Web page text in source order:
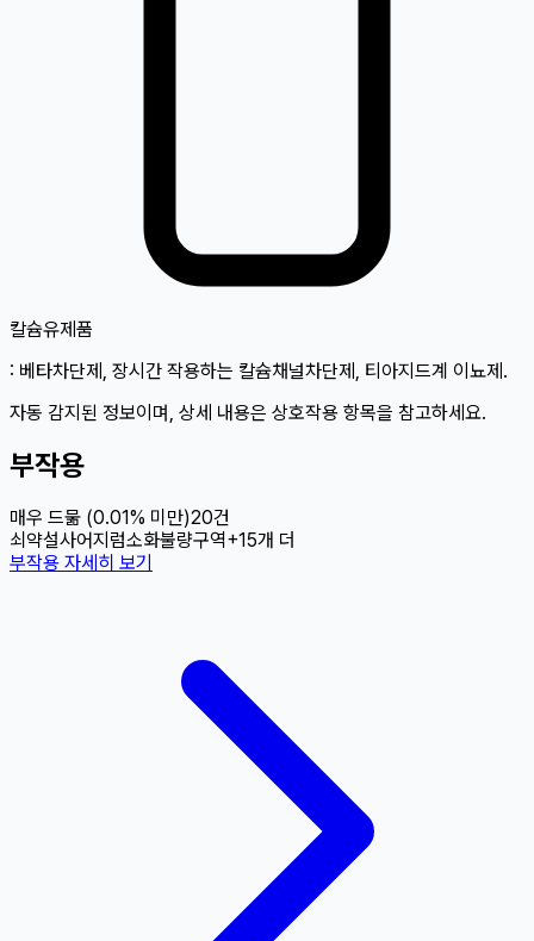
칼슘유제품
: 베타차단제, 장시간 작용하는 칼슘채널차단제, 티아지드계 이뇨제.
자동 감지된 정보이며, 상세 내용은 상호작용 항목을 참고하세요.
부작용
매우 드묾 (0.01% 미만)20건
쇠약설사어지럼소화불량구역+15개 더
부작용 자세히 보기